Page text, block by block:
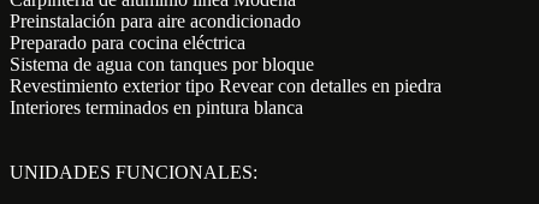
Preinstalación para aire acondicionado
Preparado para cocina eléctrica
Sistema de agua con tanques por bloque
Revestimiento exterior tipo Revear con detalles en piedra
Interiores terminados en pintura blanca
UNIDADES FUNCIONALES: